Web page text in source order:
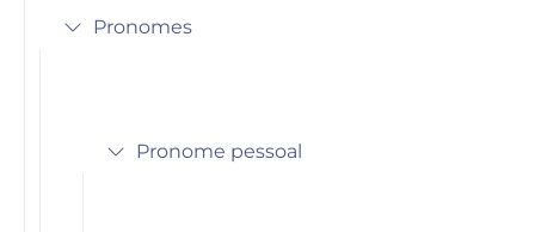
Pronomes
Pronome pessoal